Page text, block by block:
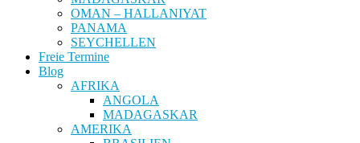
OMAN – HALLANIYAT
PANAMA
SEYCHELLEN
Freie Termine
Blog
AFRIKA
ANGOLA
MADAGASKAR
AMERIKA